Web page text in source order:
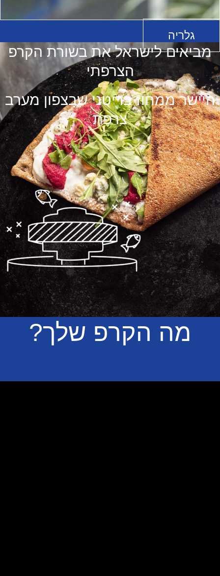
גלריה
לישראל את בשורת הקרפ
הצרפתי
ממחוז בריטני שבצפון מערב
צרפת
מה הקרפ שלך?